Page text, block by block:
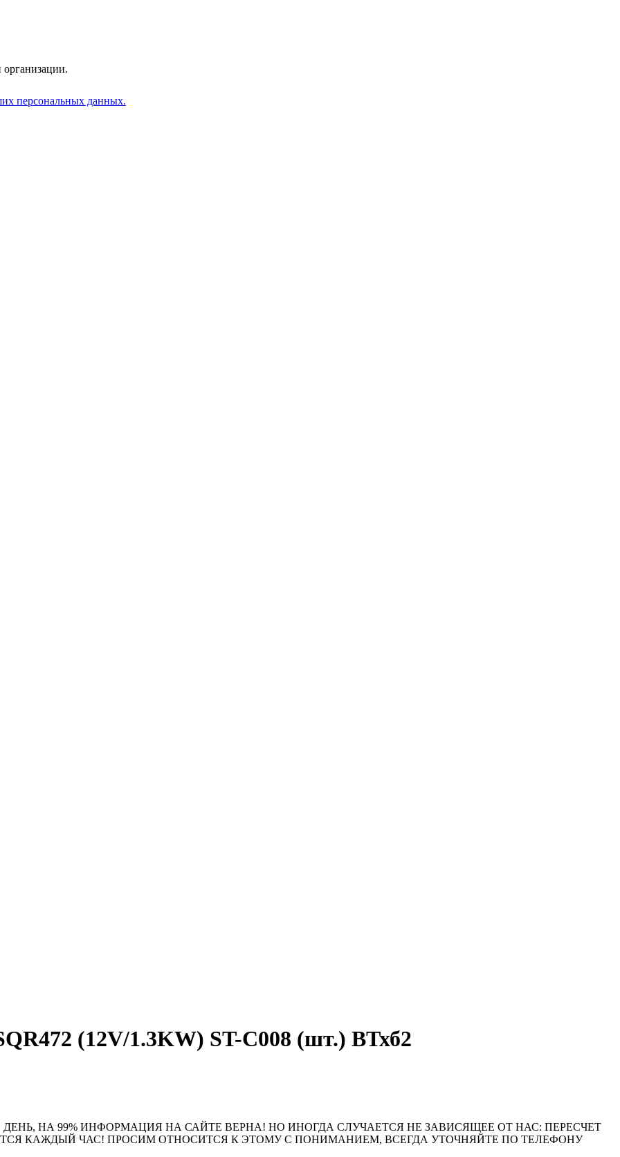
персональных данных.
(12V/1.3KW) ST-C008 (шт.) ВТхб2
НА 99% ИНФОРМАЦИЯ НА САЙТЕ ВЕРНА! НО ИНОГДА СЛУЧАЕТСЯ НЕ ЗАВИСЯЩЕЕ ОТ НАС: ПЕРЕСЧЕТ
КАЖДЫЙ ЧАС! ПРОСИМ ОТНОСИТСЯ К ЭТОМУ С ПОНИМАНИЕМ, ВСЕГДА УТОЧНЯЙТЕ ПО ТЕЛЕФОНУ